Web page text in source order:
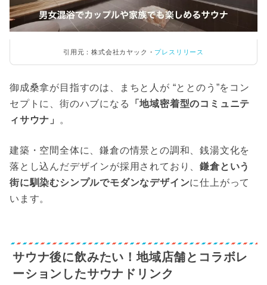
引用元：株式会社カヤック・ プレスリリース
御成桑拿が目指すのは、まちと人が “ととのう”をコン
セプトに、街のハブになる
「地域密着型のコミュニテ
ィサウナ」
。
建築・空間全体に、鎌倉の情景との調和、銭湯文化を
落とし込んだデザインが採用されており、鎌倉という
街に馴染むシンプルでモダンなデザインに仕上がって
います。
サウナ後に飲みたい！地域店舗とコラボレ
ーションしたサウナドリンク